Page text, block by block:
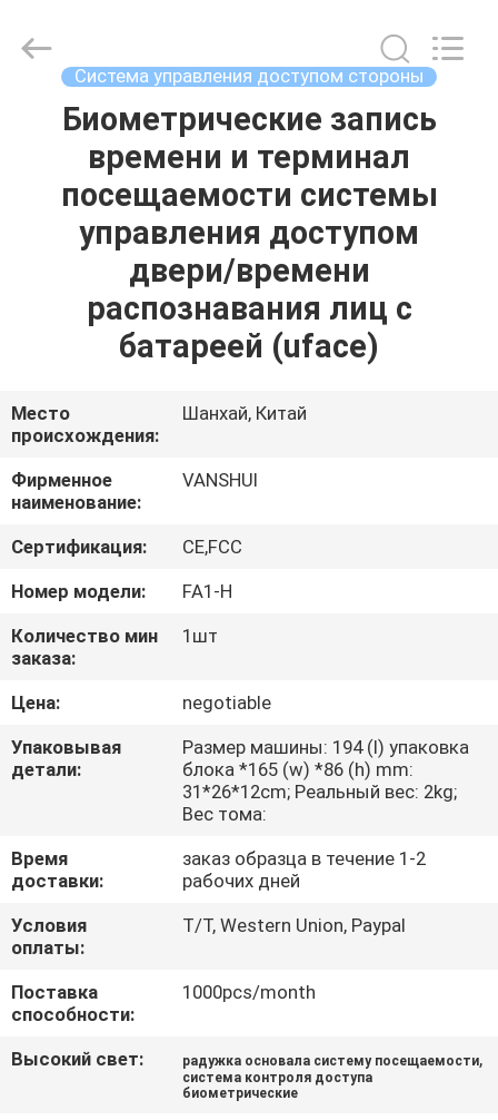
ДОМОЙ
ПРОДУКТЫ
ВИДЕОЗАПИСИ
ЭКСКУРСИЯ
ПО
ЗАВОДУ
КОНТРОЛЬ
КАЧЕСТВА
СВЯЖИТЕСЬ
С
НАМИ
ЗАПРОСИТЕ
ЦИТАТУ
КАРТА
САЙТА
ПОЛИТИКА
УЕДИНЕНИЯ
COMPANY
LIMITED.
Система управления доступом стороны
Биометрические запись
времени и терминал
посещаемости системы
управления доступом
двери/времени
распознавания лиц с
батареей (uface)
Место
происхождения:
Шанхай, Китай
Фирменное
наименование:
VANSHUI
Сертификация:
CE,FCC
Номер модели:
FA1-H
Количество мин
заказа:
1шт
Цена:
negotiable
Упаковывая
детали:
Размер машины: 194 (l) упаковка
блока *165 (w) *86 (h) mm:
31*26*12cm; Реальный вес: 2kg;
Вес тома:
Время
доставки:
заказ образца в течение 1-2
рабочих дней
Условия
оплаты:
T/T, Western Union, Paypal
Поставка
способности:
1000pcs/month
Высокий свет: радужка основала систему посещаемости,
система контроля доступа
биометрические